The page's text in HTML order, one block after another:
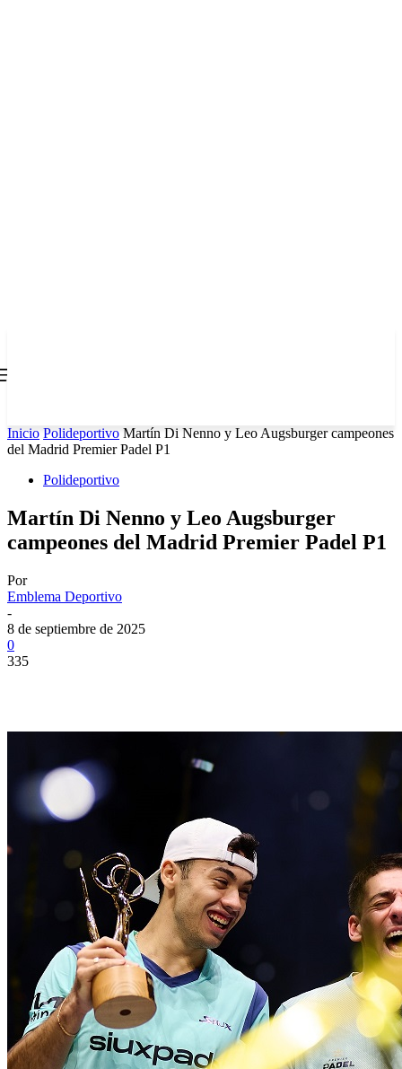
Inicio Polideportivo Martín Di Nenno y Leo Augsburger campeones
del Madrid Premier Padel P1
Polideportivo
Martín Di Nenno y Leo Augsburger
campeones del Madrid Premier Padel P1
Por
Emblema Deportivo
-
8 de septiembre de 2025
0
335